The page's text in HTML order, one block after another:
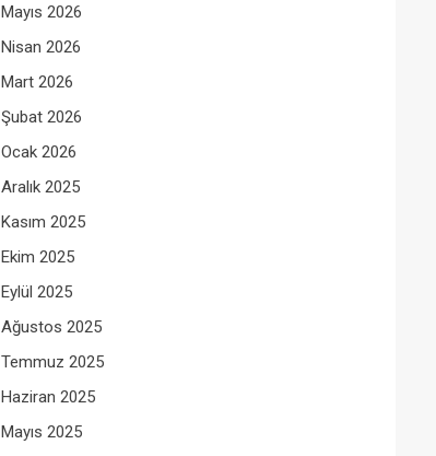
Mayıs 2026
Nisan 2026
Mart 2026
Şubat 2026
Ocak 2026
Aralık 2025
Kasım 2025
Ekim 2025
Eylül 2025
Ağustos 2025
Temmuz 2025
Haziran 2025
Mayıs 2025